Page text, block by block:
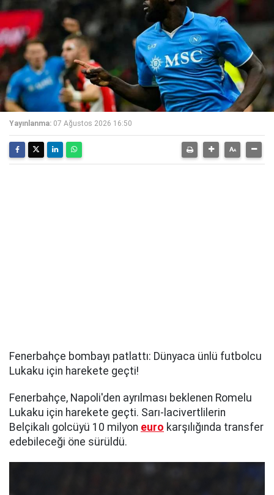
Yayınlanma: 07 Ağustos 2026 16:50
Fenerbahçe bombayı patlattı: Dünyaca ünlü futbolcu
Lukaku için harekete geçti!
Fenerbahçe, Napoli'den ayrılması beklenen Romelu
Lukaku için harekete geçti. Sarı-lacivertlilerin
Belçikalı golcüyü 10 milyon euro karşılığında transfer
edebileceği öne sürüldü.